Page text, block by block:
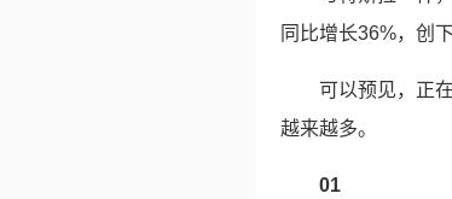
同比增长36%，创
可以预见，正
越来越多。
01